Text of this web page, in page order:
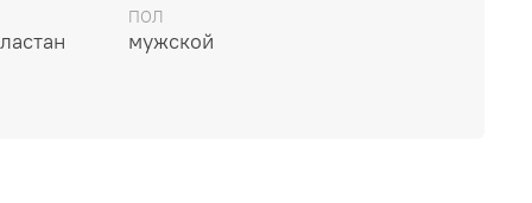
ПОЛ
мужской